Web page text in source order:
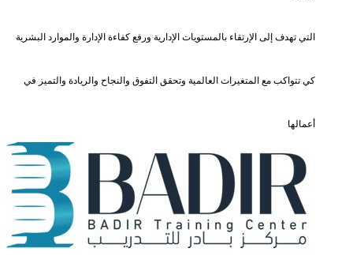
التي تهدف إلى الإرتقاء بالمستويات الإدارية ورفع كفاءة الإدارة والموارد البشرية
كي تتواكب مع المتغيرات العالمية وتحقق التفوق والنجاح والريادة والتميز في
أعمالها